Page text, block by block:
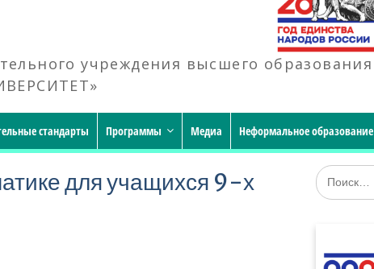
учреждения высшего образования
стандарты Программы Медиа Неформальное образование
для учащихся 9-х
Искать: